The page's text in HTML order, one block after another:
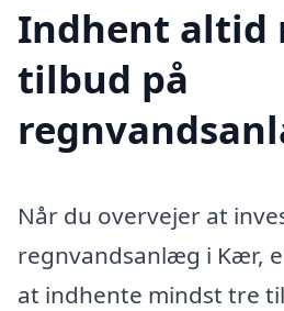
Indhent altid
tilbud på
Når du overvejer at
regnvandsanlæg i Kær,
at indhente mindst tre